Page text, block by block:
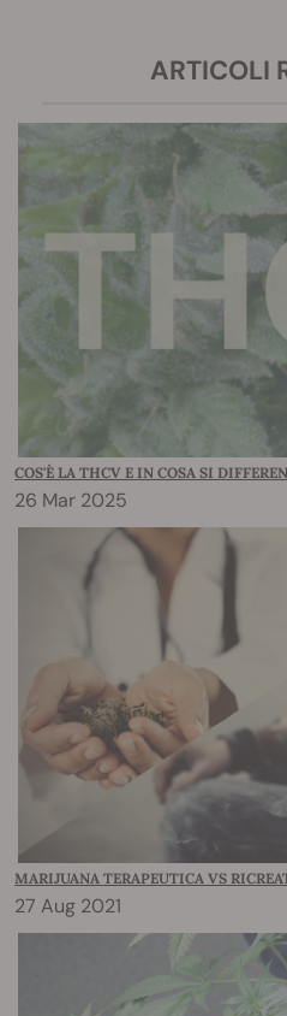
ARTICOLI
COS'È LA THCV E IN COSA SI
26 Mar 2025
MARIJUANA TERAPEUTICA VS
27 Aug 2021